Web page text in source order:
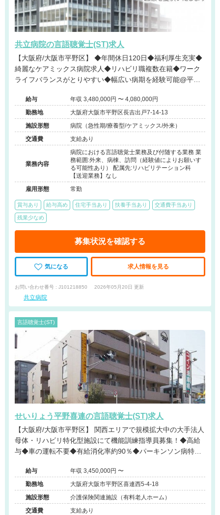
共立病院の言語聴覚士(ST)求人
【大阪府/大阪市平野区】 ◆年間休日120日◆福利厚生充実◆
綺麗なケアミックス病院求人◆リハビリ職複数在籍◆ワーク
ライフバランスがとりやすい◆幅広い病期を経験可能@平野
給与
年収 3,480,000円 〜 4,080,000円
勤務地
大阪府大阪市平野区長吉出戸7-14-13
施設形態
病院（急性期/療養型/ケアミックス/外来）
交通費
支給あり
業務内容
病院における言語聴覚士業務及び付随する業務 業
務範囲:外来、病棟、訪問（経験値によりお願いす
る可能性あり） 配属先:リハビリテーション科
【送迎業務】なし
雇用形態
常勤
賞与あり 給与高め 住宅手当あり 扶養手当あり 交通費手当あり
残業少なめ
募集状況を確認する
気になる 求人情報を見る
お問い合わせ番号 : J101218850 2026年05月20日 更新
共立病院
言語聴覚士(ST)
せいりょう平野喜連の言語聴覚士(ST)求人
【大阪府/大阪市平野区】 関西エリアで規模拡大中の大手法人
母体・リハビリ特化型施設にて機能訓練指導員募集！◆高給
与◆車の運転不要◆有給消化率約90％◆パーキンソン病特化
給与
年収 3,450,000円 〜
勤務地
大阪府大阪市平野区喜連西5-4-18
施設形態
介護保険関連施設（有料老人ホーム）
交通費
支給あり